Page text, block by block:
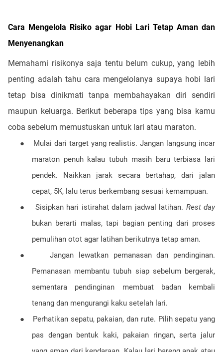
Cara Mengelola Risiko agar Hobi Lari Tetap Aman dan
Menyenangkan
Memahami risikonya saja tentu belum cukup, yang lebih
penting adalah tahu cara mengelolanya supaya hobi lari
tetap bisa dinikmati tanpa membahayakan diri sendiri
maupun keluarga. Berikut beberapa tips yang bisa kamu
coba sebelum memustuskan untuk lari atau maraton.
●
Mulai dari target yang realistis. Jangan langsung incar
maraton penuh kalau tubuh masih baru terbiasa lari
pendek. Naikkan jarak secara bertahap, dari jalan
cepat, 5K, lalu terus berkembang sesuai kemampuan.
●
Sisipkan hari istirahat dalam jadwal latihan. Rest day
bukan berarti malas, tapi bagian penting dari proses
pemulihan otot agar latihan berikutnya tetap aman.
●
Jangan lewatkan pemanasan dan pendinginan.
Pemanasan membantu tubuh siap sebelum bergerak,
sementara pendinginan membuat badan kembali
tenang dan mengurangi kaku setelah lari.
●
Perhatikan sepatu, pakaian, dan rute. Pilih sepatu yang
pas dengan bentuk kaki, pakaian ringan, serta jalur